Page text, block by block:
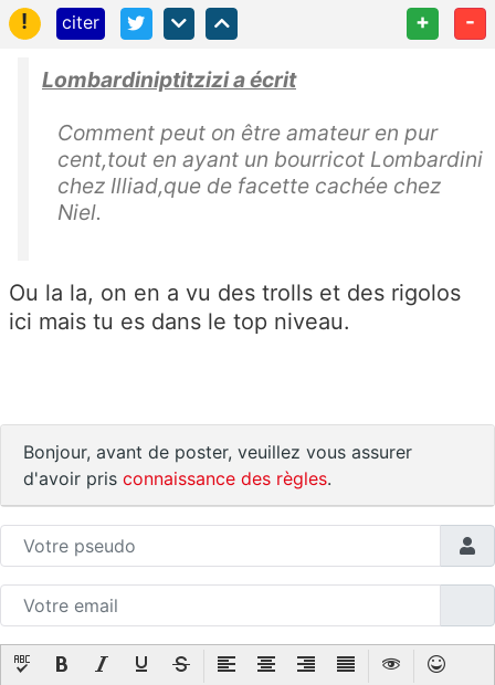
!
citer + -
Lombardiniptitzizi a écrit
Comment peut on être amateur en pur
cent,tout en ayant un bourricot Lombardini
chez Illiad,que de facette cachée chez
Niel.
Ou la la, on en a vu des trolls et des rigolos
ici mais tu es dans le top niveau.
Bonjour, avant de poster, veuillez vous assurer
d'avoir pris connaissance des règles.